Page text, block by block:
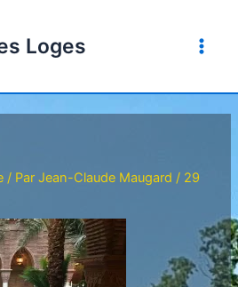
Loges
/ ParJean-Claude Maugard / 29